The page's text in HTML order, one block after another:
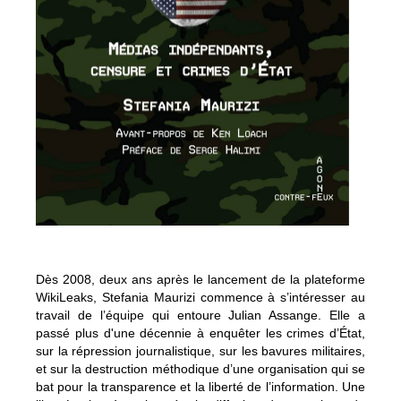
Dès 2008, deux ans après le lancement de la plateforme
WikiLeaks, Stefania Maurizi commence à s’intéresser au
travail de l’équipe qui entoure Julian Assange. Elle a
passé plus d'une décennie à enquêter les crimes d’État,
sur la répression journalistique, sur les bavures militaires,
et sur la destruction méthodique d’une organisation qui se
bat pour la transparence et la liberté de l’information. Une